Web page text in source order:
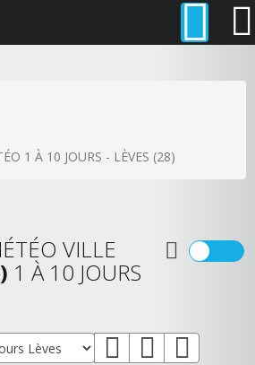
1 À 10 JOURS - LÈVES (28)
VILLE
1 À 10 JOURS